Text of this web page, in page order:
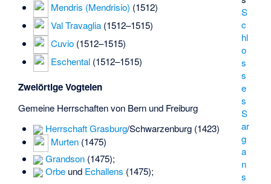
S
c
hl
o
s
s
e
s
S
ar
g
a
n
s
Mendris (Mendrisio) (1512)
Val Travaglia(1512–1515)
Cuvio(1512–1515)
Eschental(1512–1515)
Zweiörtige Vogteien
Gemeine Herrschaften von Bern und Freiburg
Herrschaft Grasburg/Schwarzenburg (1423)
Murten(1475)
Grandson(1475);
Orbeund Echallens (1475);